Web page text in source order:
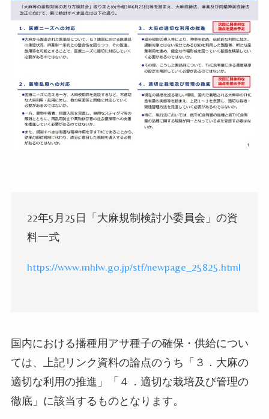
22年5 月 25 日「大麻規制検討小委員会」の資
料一式
https://www.mhlw.go.jp/stf/newpage_25825.html
国内における播種用アサ種子の確保・供給につい
ては、上記リンク資料の論点のうち「３．大麻の
適切な利用の推進」「４．適切な栽培及び管理の
徹底」に該当するものとなります。